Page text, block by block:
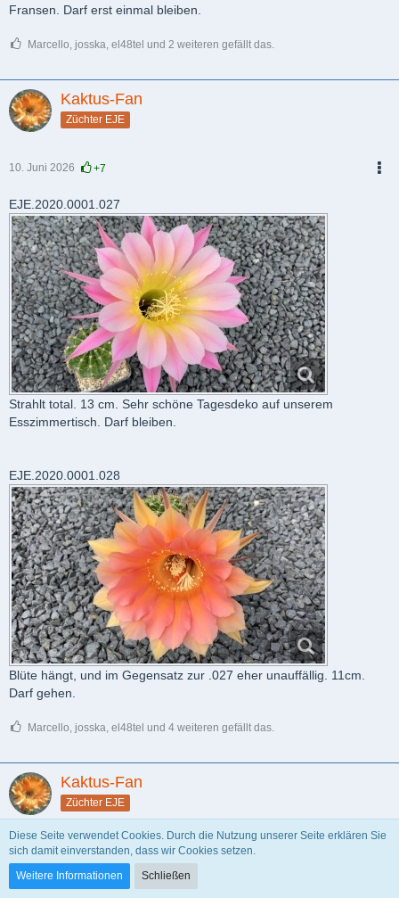
Fransen. Darf erst einmal bleiben.
Marcello, josska, el48tel und 2 weiteren gefällt das.
Kaktus-Fan
Züchter EJE
10. Juni 2026 +7
EJE.2020.0001.027
Strahlt total. 13 cm. Sehr schöne Tagesdeko auf unserem
Esszimmertisch. Darf bleiben.
EJE.2020.0001.028
Blüte hängt, und im Gegensatz zur .027 eher unauffällig. 11cm.
Darf gehen.
Marcello, josska, el48tel und 4 weiteren gefällt das.
Kaktus-Fan
Züchter EJE
16. Juni 2026 +3
EJE.2020.0001.029
Diese Seite verwendet Cookies. Durch die Nutzung unserer Seite erklären Sie
sich damit einverstanden, dass wir Cookies setzen.
Weitere Informationen
Schließen